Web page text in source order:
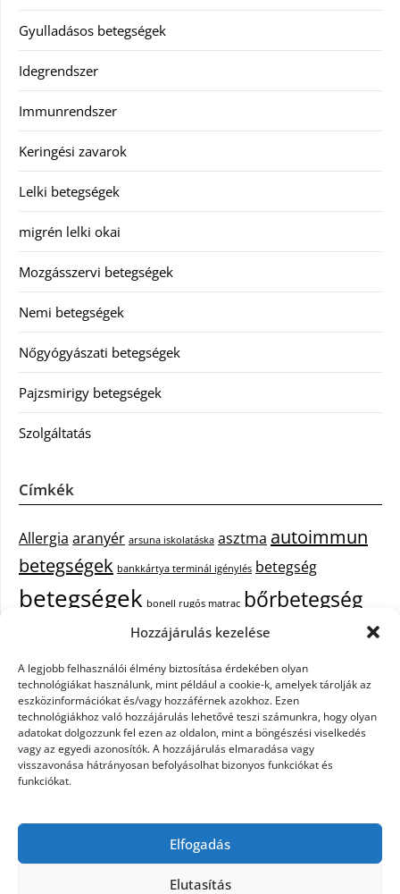
Hozzájárulás kezelése
A legjobb felhasználói élmény biztosítása érdekében olyan
technológiákat használunk, mint például a cookie-k, amelyek tárolják az
eszközinformációkat és/vagy hozzáférnek azokhoz. Ezen
technológiákhoz való hozzájárulás lehetővé teszi számunkra, hogy olyan
adatokat dolgozzunk fel ezen az oldalon, mint a böngészési viselkedés
vagy az egyedi azonosítók. A hozzájárulás elmaradása vagy
visszavonása hátrányosan befolyásolhat bizonyos funkciókat és
funkciókat.
Elfogadás
Elutasítás
Gyulladásos betegségek
Idegrendszer
Immunrendszer
Keringési zavarok
Lelki betegségek
migrén lelki okai
Mozgásszervi betegségek
Nemi betegségek
Nőgyógyászati betegségek
Pajzsmirigy betegségek
Szolgáltatás
Címkék
Allergia aranyér arsuna iskolatáska asztma autoimmun
betegségek bankkártya terminál igénylés betegség
betegségek bonell rugós matrac bőrbetegség
bőrbetegségek cukorbetegség
debrecen iroda bérlés egészségügyi piercing epekőepilepszia
tisztítása fejfájás festőszerszám fájdalom háztartási gép
hűtőszekrény immunrendszer keringető szivattyú kazánhoz kisfiú
cipő műanyag kosár műszempilla napelem szaldó elszámolás
pajzsmirigy betegségekpajzsmirigy betegség lelki okai
yoda mester zsírégető edzés
beszerelés